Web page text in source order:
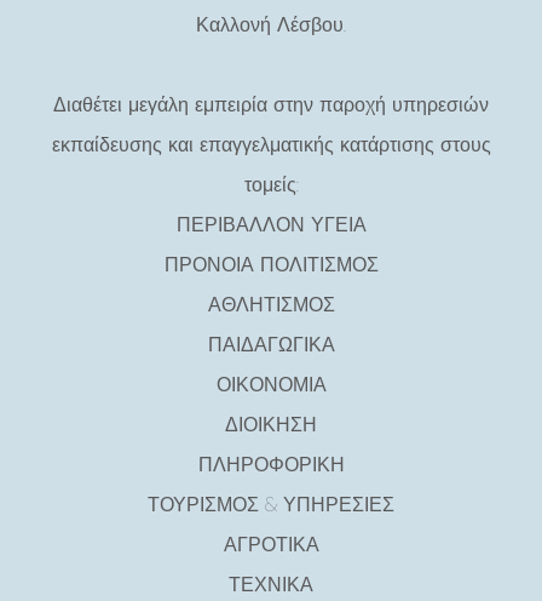
Καλλονή Λέσβου.
Διαθέτει μεγάλη εμπειρία στην παροχή υπηρεσιών
εκπαίδευσης και επαγγελματικής κατάρτισης στους
τομείς:
ΠΕΡΙΒΑΛΛΟΝ ΥΓΕΙΑ
ΠΡΟΝΟΙΑ ΠΟΛΙΤΙΣΜΟΣ
ΑΘΛΗΤΙΣΜΟΣ
ΠΑΙΔΑΓΩΓΙΚΑ
ΟΙΚΟΝΟΜΙΑ
ΔΙΟΙΚΗΣΗ
ΠΛΗΡΟΦΟΡΙΚΗ
ΤΟΥΡΙΣΜΟΣ & ΥΠΗΡΕΣΙΕΣ
ΑΓΡΟΤΙΚΑ
ΤΕΧΝΙΚΑ